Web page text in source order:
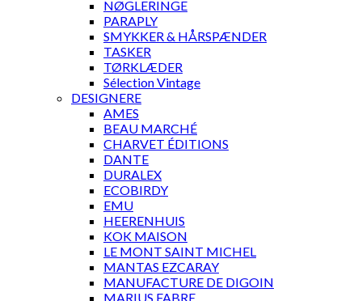
NØGLERINGE
PARAPLY
SMYKKER & HÅRSPÆNDER
TASKER
TØRKLÆDER
Sélection Vintage
DESIGNERE
AMES
BEAU MARCHÉ
CHARVET ÉDITIONS
DANTE
DURALEX
ECOBIRDY
EMU
HEERENHUIS
KOK MAISON
LE MONT SAINT MICHEL
MANTAS EZCARAY
MANUFACTURE DE DIGOIN
MARIUS FABRE